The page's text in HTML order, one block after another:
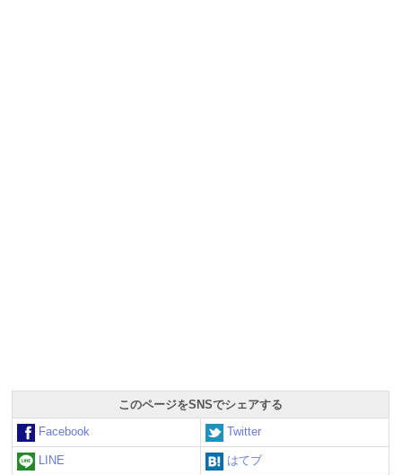
このページをSNSでシェアする
Facebook
Twitter
LINE はてブ